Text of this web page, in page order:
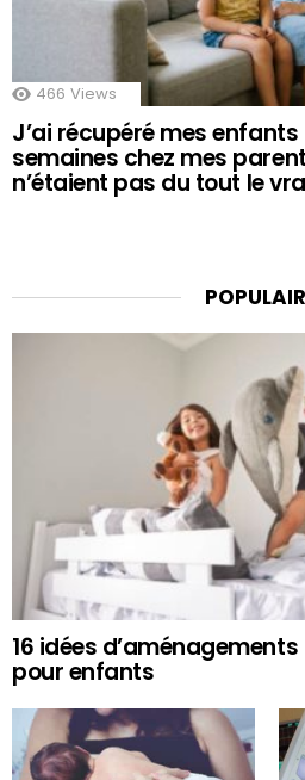
466 Views
J’ai récupéré mes
semaines chez mes
n’étaient pas du tout le
16 idées
pour enfants